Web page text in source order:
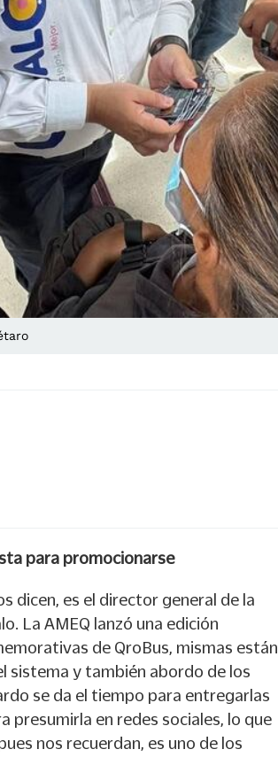
para promocionarse
dicen, es el director general de la
La AMEQ lanzó una edición
de QroBus, mismas están
sistema y también abordo de los
se da el tiempo para entregarlas
en redes sociales, lo que
nos recuerdan, es uno de los